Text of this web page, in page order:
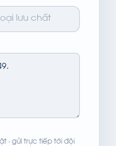
· gửi trực tiếp tới đội